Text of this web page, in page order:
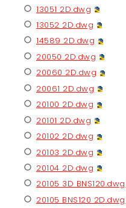
13051 2D.dwg
13052 2D.dwg
14589 2D.dwg
20050 2D.dwg
20060 2D.dwg
20061 2D.dwg
20100 2D.dwg
20101 2D.dwg
20102 2D.dwg
20103 2D.dwg
20104 2D.dwg
20105 3D BNS120.dwg
20105 BNS120 2D.dwg